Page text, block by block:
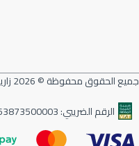
جميع الحقوق محفوظة © 2026 زارين للعطور
الرقم الضريبي: 310163873500003